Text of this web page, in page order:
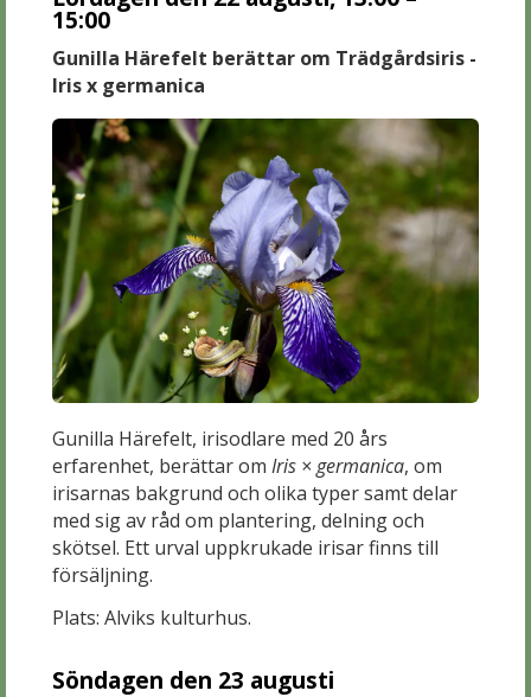
15:00
Gunilla Härefelt berättar om Trädgårdsiris -
Iris x germanica
Gunilla Härefelt, irisodlare med 20 års
erfarenhet, berättar omIris × germanica, om
irisarnas bakgrund och olika typer samt delar
med sig av råd om plantering, delning och
skötsel. Ett urval uppkrukade irisar finns till
försäljning.
Plats: Alviks kulturhus.
Söndagen den 23 augusti